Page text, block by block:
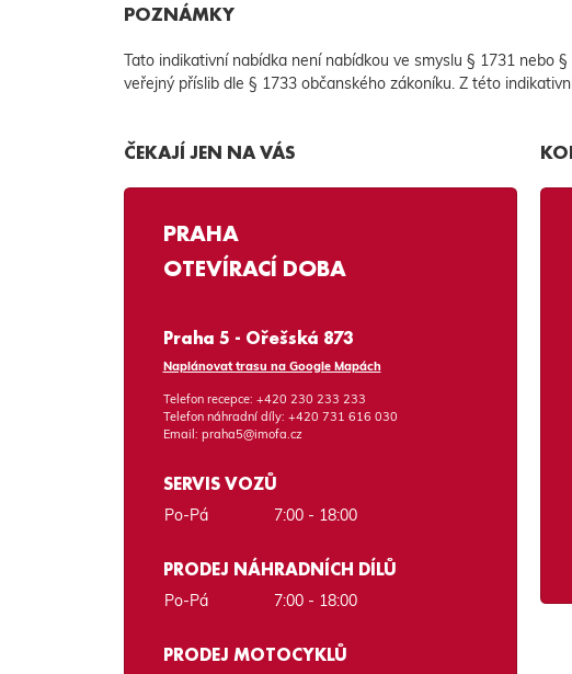
POZNÁMKY
Tato indikativní nabídka není nabídkou ve smyslu § 1731 nebo
veřejný příslib dle § 1733 občanského zákoníku. Z této
ČEKAJÍ JEN NA VÁS
PRAHA
OTEVÍRACÍ DOBA
Praha 5 - Ořešská 873
Naplánovat trasu na Google Mapách
Telefon recepce: +420 230 233 233
Telefon náhradní díly: +420 731 616 030
Email: praha5@imofa.cz
SERVIS VOZŮ
Po-Pá 7:00 - 18:00
PRODEJ NÁHRADNÍCH DÍLŮ
Po-Pá 7:00 - 18:00
PRODEJ MOTOCYKLŮ